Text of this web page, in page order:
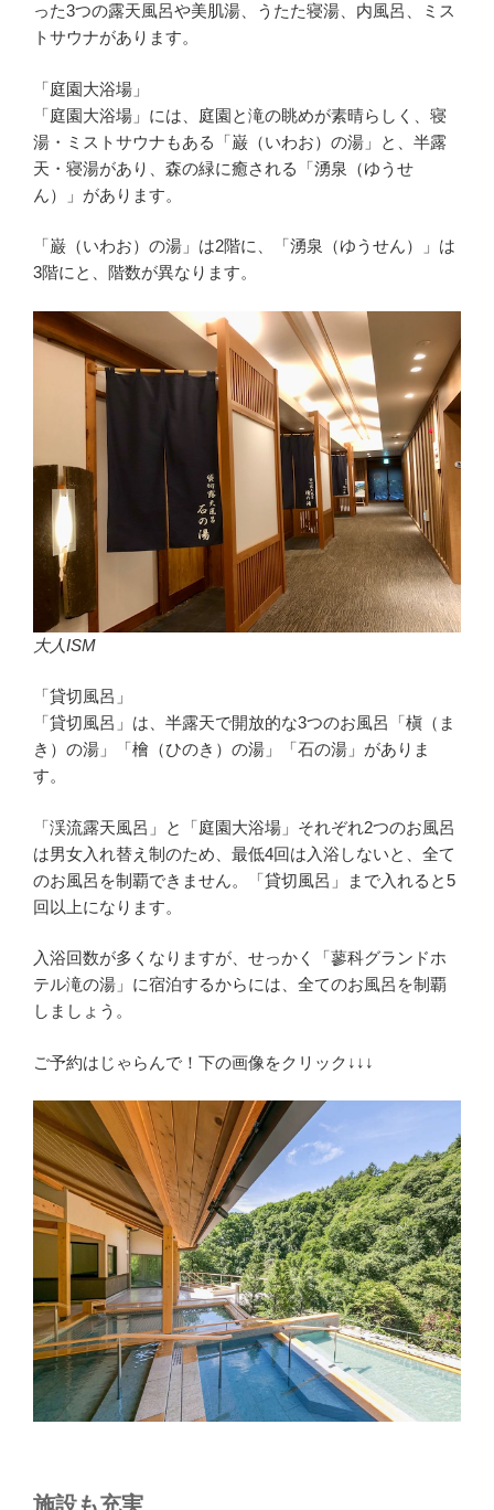
った3つの露天風呂や美肌湯、うたた寝湯、内風呂、ミス
トサウナがあります。
「庭園大浴場」
「庭園大浴場」には、庭園と滝の眺めが素晴らしく、寝
湯・ミストサウナもある「巌（いわお）の湯」と、半露
天・寝湯があり、森の緑に癒される「湧泉（ゆうせ
ん）」があります。
「巌（いわお）の湯」は2階に、「湧泉（ゆうせん）」は
3階にと、階数が異なります。
大人ISM
「貸切風呂」
「貸切風呂」は、半露天で開放的な3つのお風呂「槇（ま
き）の湯」「檜（ひのき）の湯」「石の湯」がありま
す。
「渓流露天風呂」と「庭園大浴場」それぞれ2つのお風呂
は男女入れ替え制のため、最低4回は入浴しないと、全て
のお風呂を制覇できません。「貸切風呂」まで入れると5
回以上になります。
入浴回数が多くなりますが、せっかく「蓼科グランドホ
テル滝の湯」に宿泊するからには、全てのお風呂を制覇
しましょう。
ご予約はじゃらんで！下の画像をクリック↓↓↓
施設も充実